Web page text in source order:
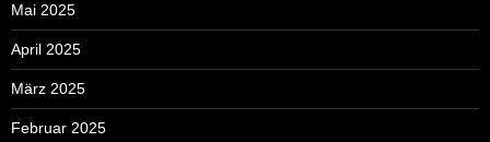
Mai 2025
April 2025
März 2025
Februar 2025